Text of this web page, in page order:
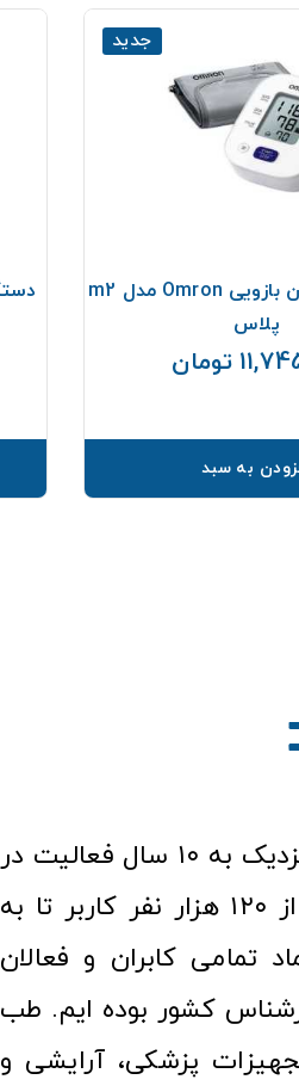
جدید
دستگاه فشارخون بازویی Omron مدل m2
پلاس
تومان
به سبد
فروشگاه آنلاین تجهیزات پزشکی طب تولید با افتخار نزدیک به ۱۰ سال فعالیت در
عرصه کالا و لوازم پزشکی توانسته مورد اعتماد بیش از ۱۲۰ هزار نفر کاربر تا به
تمامی کابران و فعالان
کشور بوده ایم. طب
پزشکی، آرایشی و